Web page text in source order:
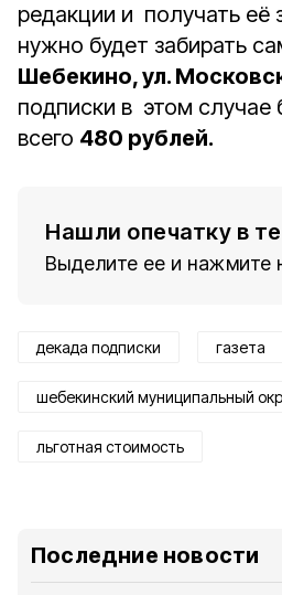
редакции и получать её
нужно будет забирать
Шебекино, ул.
подписки в этом случае
всего 480 рублей.
Нашли опечатку в
Выделите ее и нажмите
декада подписки газета
шебекинский муниципальный
льготная стоимость
Последние новости